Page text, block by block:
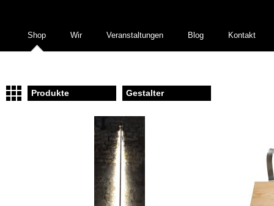
Shop Wir Veranstaltungen Blog Kontakt
Produkte Gestalter